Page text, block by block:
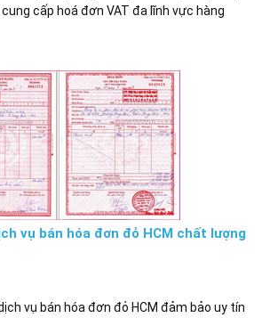
cấp hoá đơn VAT đa lĩnh vực hàng
vụ bán hóa đơn đỏ HCM chất lượng
vụ bán hóa đơn đỏ HCM đảm bảo uy tín